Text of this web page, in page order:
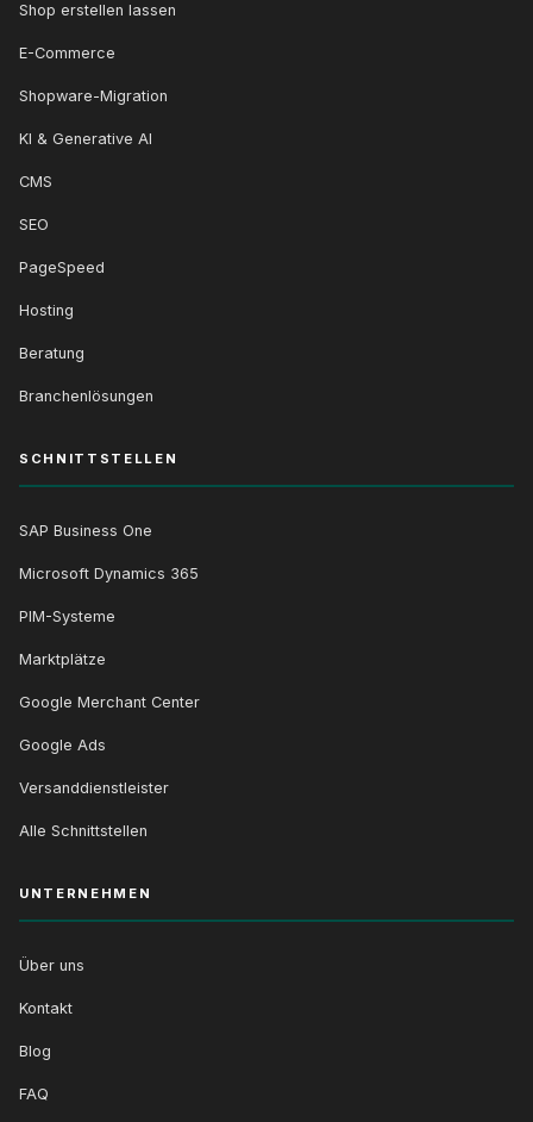
Shop erstellen lassen
E-Commerce
Shopware-Migration
KI & Generative AI
CMS
SEO
PageSpeed
Hosting
Beratung
Branchenlösungen
SCHNITTSTELLEN
SAP Business One
Microsoft Dynamics 365
PIM-Systeme
Marktplätze
Google Merchant Center
Google Ads
Versanddienstleister
Alle Schnittstellen
UNTERNEHMEN
Über uns
Kontakt
Blog
FAQ